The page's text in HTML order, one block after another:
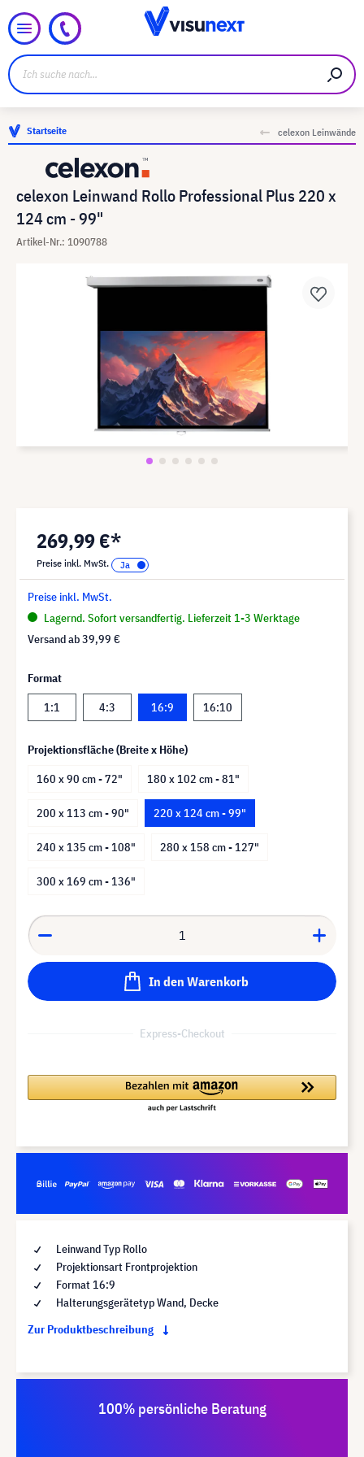
Startseite celexon Leinwände
celexon Leinwand Rollo Professional Plus 220 x
124 cm - 99"
Artikel-Nr.: 1090788
269,99 €*
Preise inkl. MwSt.
Preise inkl. MwSt.
Lagernd. Sofort versandfertig. Lieferzeit 1-3 Werktage
Versand ab39,99 €
Format
1:1
4:3 16:9 16:10
Projektionsfläche (Breite x Höhe)
160 x 90 cm - 72"
180 x 102 cm - 81"
200 x 113 cm - 90" 220 x 124 cm - 99"
240 x 135 cm - 108" 280 x 158 cm - 127"
300 x 169 cm - 136"
In den Warenkorb
Express-Checkout
Leinwand Typ Rollo
Projektionsart Frontprojektion
Format 16:9
Halterungsgerätetyp Wand, Decke
Zur Produktbeschreibung
100% persönliche Beratung